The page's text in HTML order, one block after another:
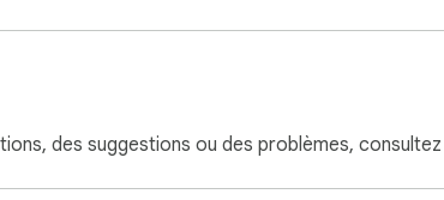
des suggestions ou des problèmes, consultez